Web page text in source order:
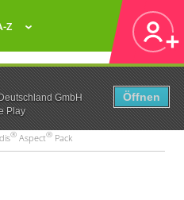
GmbH
Play
Öffnen
Z
® Aspect® Pack